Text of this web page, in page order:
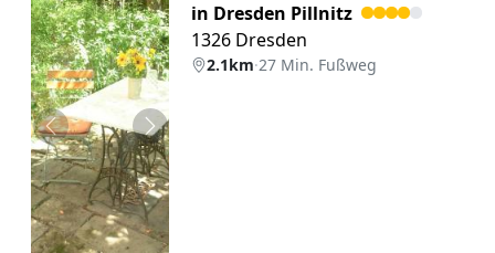
Zurück Weiter
in Dresden Pillnitz
1326 Dresden
2.1km·27 Min. Fußweg